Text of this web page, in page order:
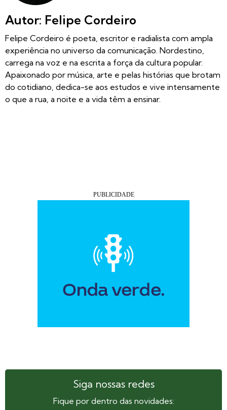
Autor: Felipe Cordeiro
Felipe Cordeiro é poeta, escritor e radialista com ampla
experiência no universo da comunicação. Nordestino,
carrega na voz e na escrita a força da cultura popular.
Apaixonado por música, arte e pelas histórias que brotam
do cotidiano, dedica-se aos estudos e vive intensamente
o que a rua, a noite e a vida têm a ensinar.
Siga nossas redes
Fique por dentro das novidades: